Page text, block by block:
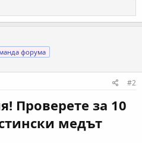
форума
#2
Проверете за 10
медът